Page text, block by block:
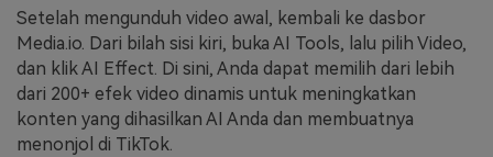
Setelah mengunduh video awal, kembali ke dasbor
Media.io. Dari bilah sisi kiri, buka AI Tools, lalu pilih Video,
dan klik AI Effect. Di sini, Anda dapat memilih dari lebih
dari 200+ efek video dinamis untuk meningkatkan
konten yang dihasilkan AI Anda dan membuatnya
menonjol di TikTok.